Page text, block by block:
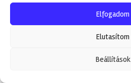
Elfogadom
Elutasítom
Beállítások